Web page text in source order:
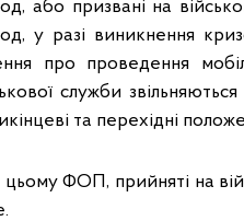
або призвані на
у разі виникнення
про проведення
служби
та перехідні
ФОП, прийняті на